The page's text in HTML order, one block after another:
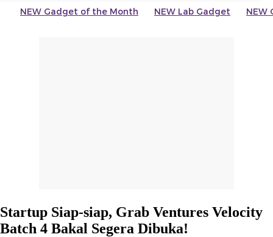
NEW Gadget of the Month NEW Lab Gadget NEW
Startup Siap-siap, Grab Ventures Velocity
Batch 4 Bakal Segera Dibuka!